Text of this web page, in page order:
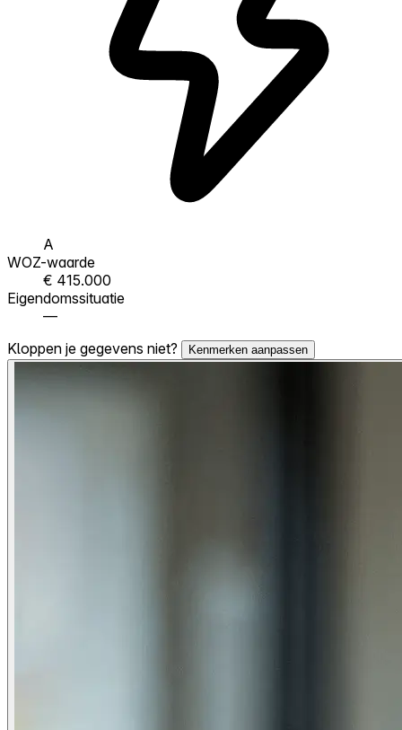
A
WOZ-waarde
€ 415.000
Eigendomssituatie
—
Kloppen je gegevens niet?
Kenmerken aanpassen